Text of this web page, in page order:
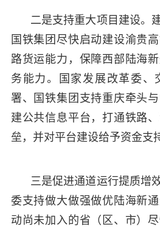
二是支持重大项目建设。
国铁集团尽快启动建设渝贵
路货运能力，保障西部陆海
务能力。国家发展改革委、
署、国铁集团支持重庆牵头
建公共信息平台，打通铁路
垒，并对平台建设给予资金支
三是促进通道运行提质增
委支持做大做强做优陆海新
动尚未加入的省（区、市）